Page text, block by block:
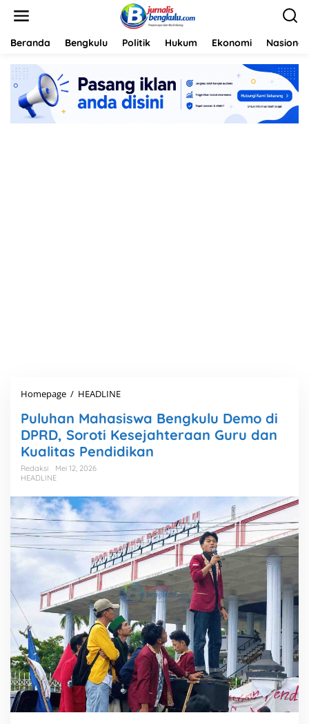
Beranda Bengkulu Politik Hukum Ekonomi Nasional
Homepage / HEADLINE
l
u
h
a
s
i
s
w
a
B
e
n
g
k
u
l
u
D
e
m
Puluhan Mahasiswa Bengkulu Demo di
DPRD, Soroti Kesejahteraan Guru dan
Kualitas Pendidikan
Redaksi
Mei 12, 2026
HEADLINE